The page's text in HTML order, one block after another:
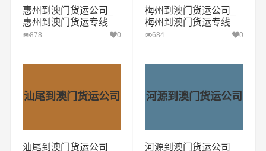
惠州到澳门货运公司_
惠州到澳门货运专线
878 0
梅州到澳门货运公司_
梅州到澳门货运专线
684 0
汕尾到澳门货运公司
汕尾到澳门货运公司_
河源到澳门货运公司
河源到澳门货运公司_